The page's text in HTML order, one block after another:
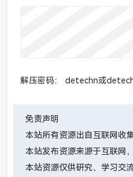
解压密码： detechn或
免责声明
本站所有资源出自互联网收
本站发布资源来源于互联网
本站资源仅供研究、学习交